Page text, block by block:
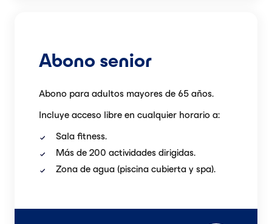
Abono senior
Abono para adultos mayores de 65 años.
Incluye acceso libre en cualquier horario a:
Sala fitness.
Más de 200 actividades dirigidas.
Zona de agua (piscina cubierta y spa).